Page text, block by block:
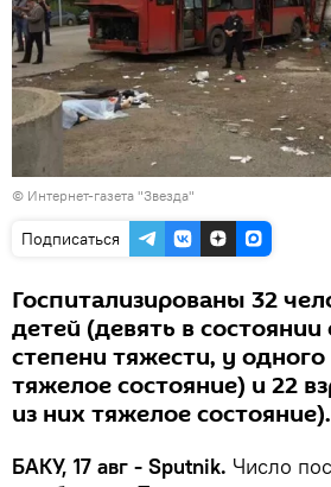
© Интернет-газета "Звезда"
Подписаться
Госпитализированы 32
детей (девять в состоянии
степени тяжести, у
тяжелое состояние) и 22
из них тяжелое состояние).
БАКУ, 17 авг - Sputnik. Число